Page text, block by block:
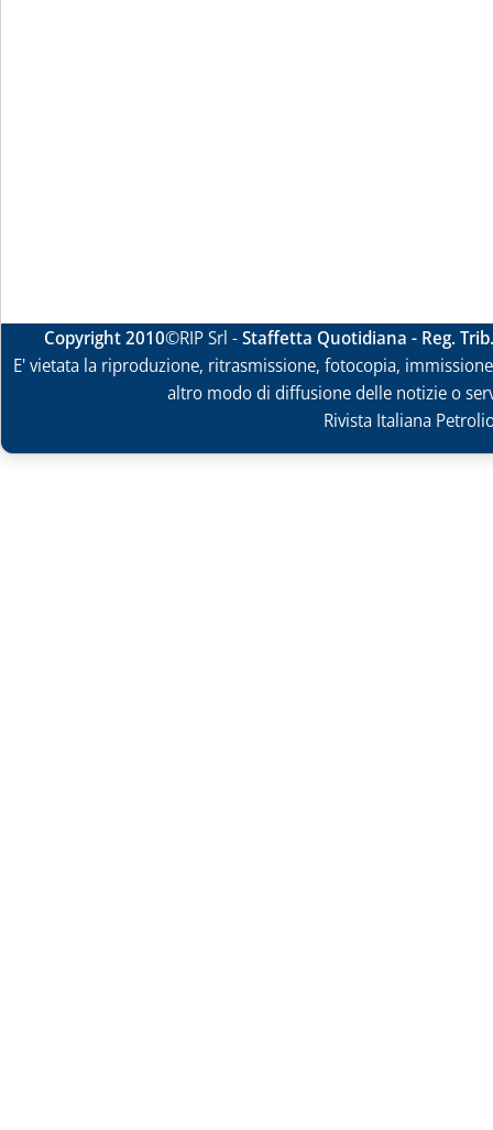
Copyright 2010©RIP Srl -Staffetta Quotidiana - Reg.
E' vietata la riproduzione, ritrasmissione, fotocopia,
altro modo di diffusione delle notizie o
Rivista Italiana